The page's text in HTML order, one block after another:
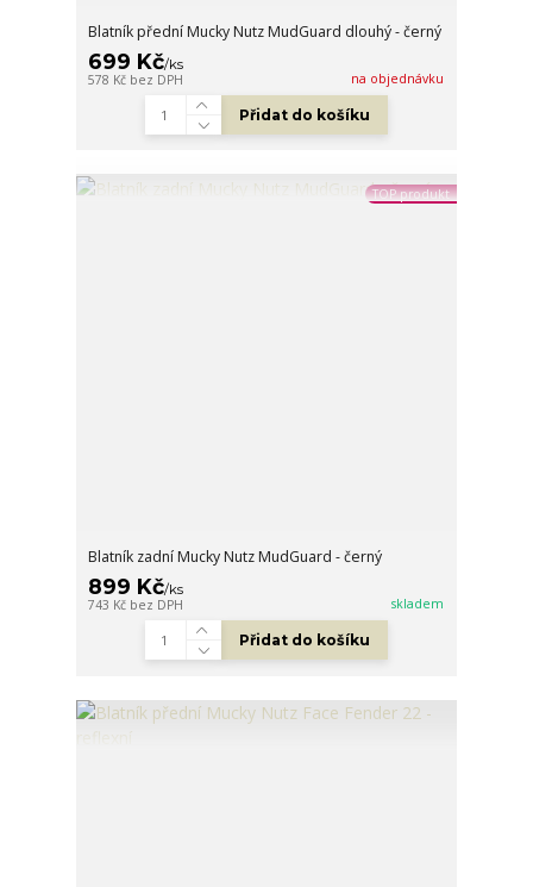
Blatník přední Mucky Nutz MudGuard dlouhý - černý
699 Kč/ks
578 Kč bez DPH na objednávku
Přidat do košíku
TOP produkt
Blatník zadní Mucky Nutz MudGuard - černý
899 Kč/ks
743 Kč bez DPH skladem
Přidat do košíku